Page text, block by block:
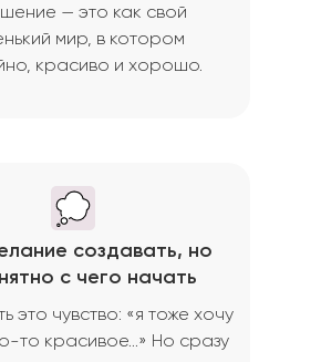
— это как свой
мир, в котором
красиво и хорошо.
это чувство: «я тоже хочу
то красивое…» Но сразу
создавать, но
с чего начать